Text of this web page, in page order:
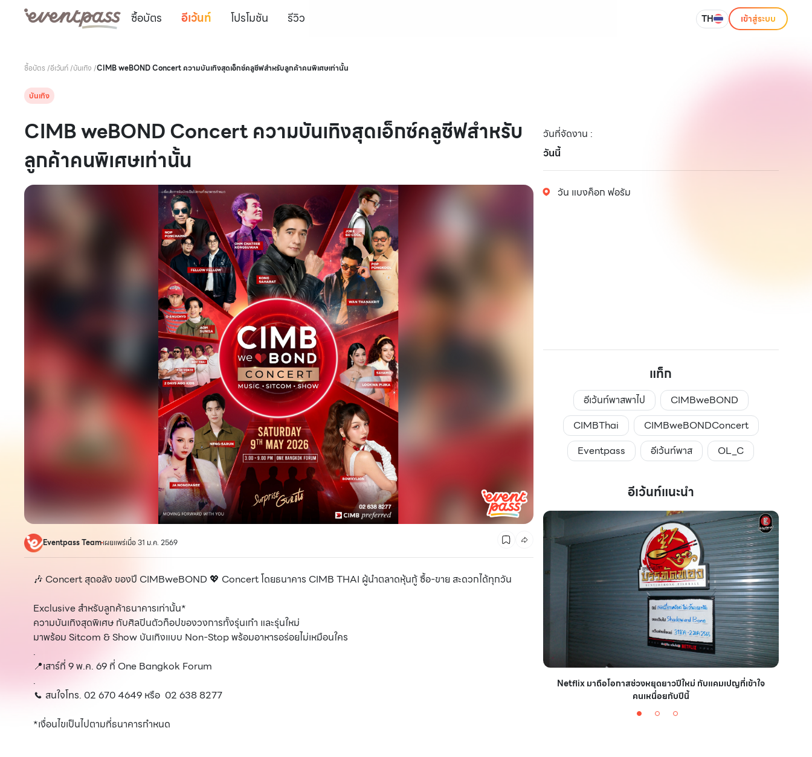
ซื้อบัตร อีเว้นท์ โปรโมชัน รีวิว TH เข้าสู่ระบบ
ซื้อบัตร /อีเว้นท์/บันเทิง /CIMB weBOND Concert ความบันเทิงสุดเอ็กซ์คลูซีฟสำหรับลูกค้าคนพิเศษเท่านั้น
บันเทิง
CIMB weBOND Concert ความบันเทิงสุดเอ็กซ์คลูซีฟสำหรับ
ลูกค้าคนพิเศษเท่านั้น
Eventpass Teamเผยแพร่เมื่อ 31 ม.ค. 2569
🎶 Concert สุดอลัง ของปี CIMBweBOND 💖 Concert โดยธนาคาร CIMB THAI ผู้นำตลาดหุ้นกู้ ซื้อ-ขาย สะดวกได้ทุกวัน
Exclusive สำหรับลูกค้าธนาคารเท่านั้น*
ความบันเทิงสุดพิเศษ กับศิลปินตัวท็อปของวงการทั้งรุ่นเก๋า และรุ่นใหม่
มาพร้อม Sitcom & Show บันเทิงแบบ Non-Stop พร้อมอาหารอร่อยไม่เหมือนใคร
.
📍เสาร์ที่ 9 พ.ค. 69 ที่ One Bangkok Forum
.
📞 สนใจโทร. 02 670 4649 หรือ 02 638 8277
*เงื่อนไขเป็นไปตามที่ธนาคารกำหนด
วันที่จัดงาน :
วันนี้
วัน แบงค็อก ฟอรัม
แท็ก
อีเว้นท์พาสพาไป
CIMBweBOND
CIMBThai
CIMBweBONDConcert
Eventpass
อีเว้นท์พาส OL_C
อีเว้นท์แนะนำ
Netflix มาถือโอกาสช่วงหยุดยาวปีใหม่ กับแคมเปญที่เข้าใจ
คนเหนื่อยกับปีนี้